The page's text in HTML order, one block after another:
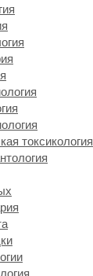
токсикология